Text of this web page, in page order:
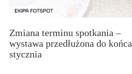
Zmiana terminu spotkania –
wystawa przedłużona do końca
stycznia